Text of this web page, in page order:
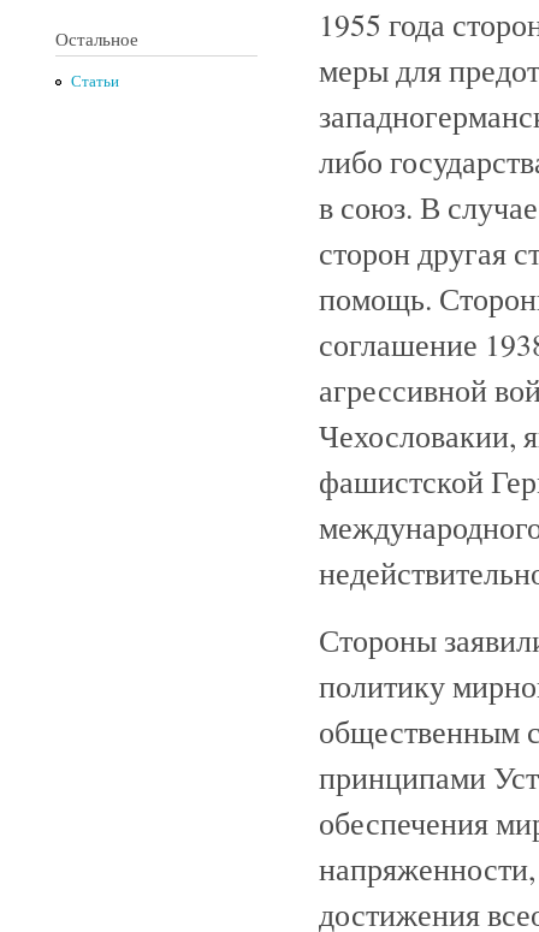
Остальное
Статьи
1955 года
меры для
либо
в союз. В
сторон другая
помощь.
соглашение
агрессивной
Чехословакии,
фашистской
Стороны
политику
общественным
принципами
обеспечения
достижения